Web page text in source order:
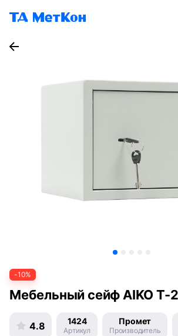
-10%
Мебельный сейф AIKO Т-
4.8 1424
Артикул
Промет
Производитель